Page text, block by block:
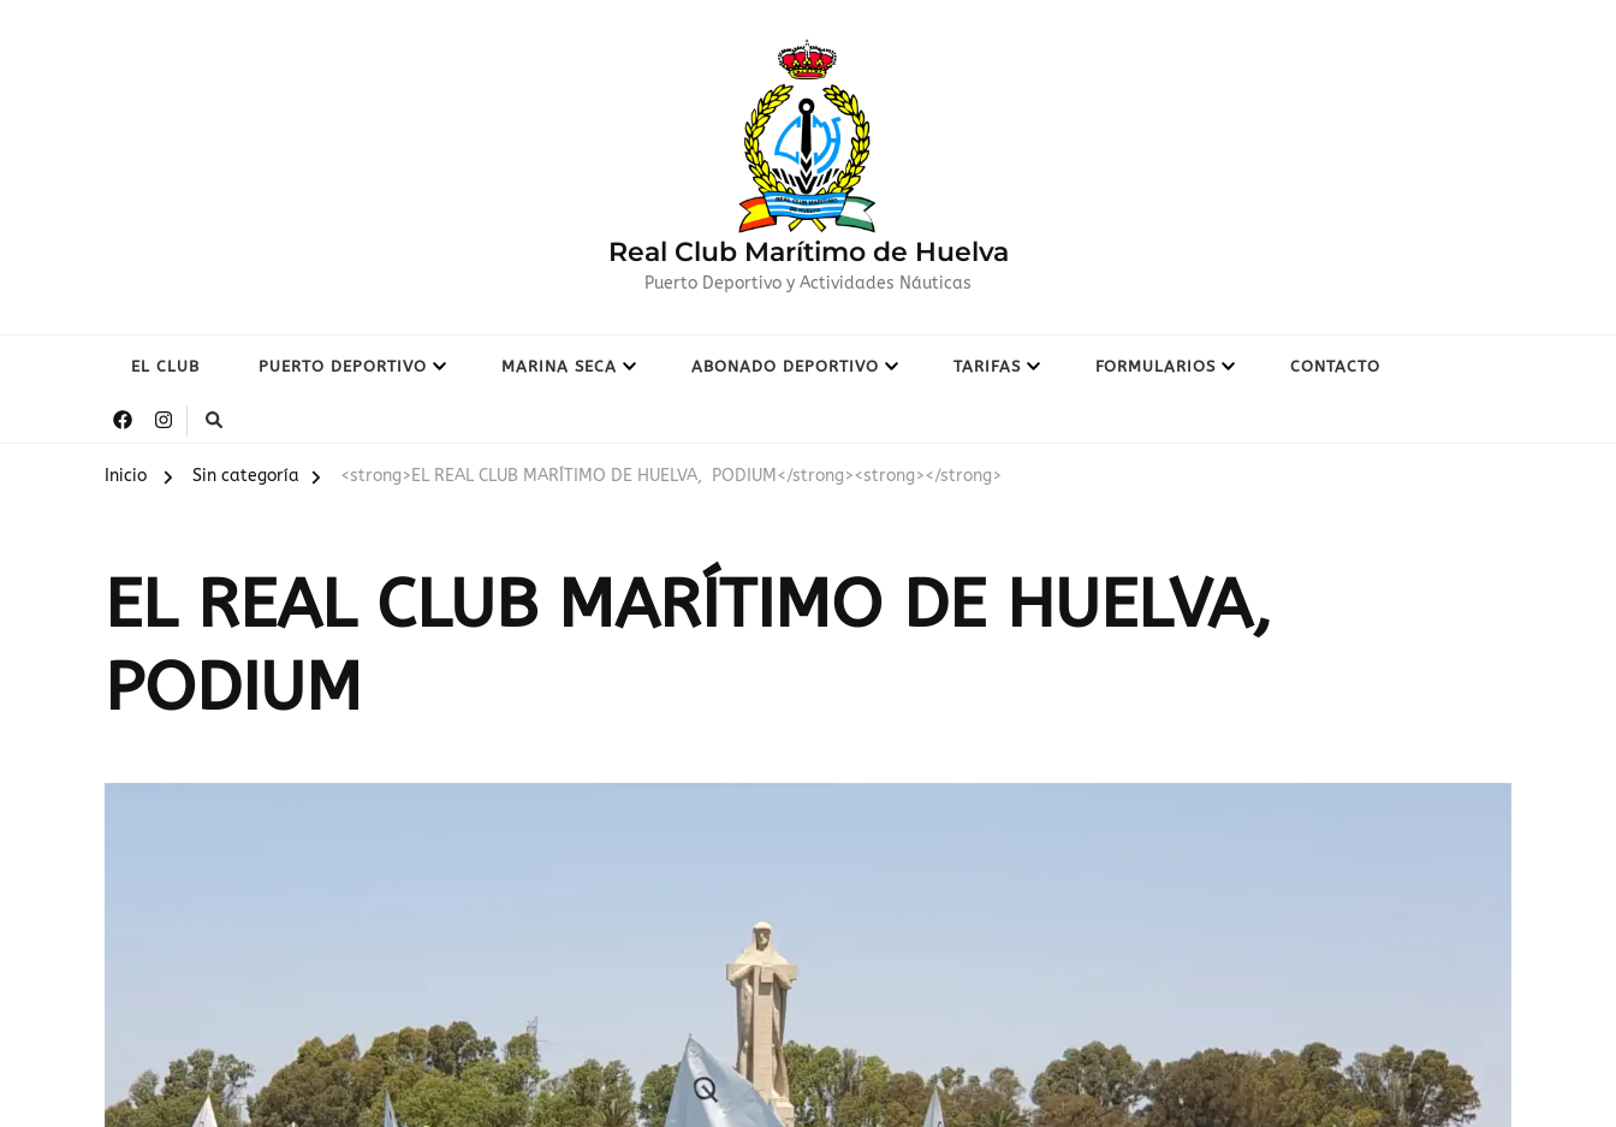
Real Club Marítimo de Huelva
Puerto Deportivo y Actividades Náuticas
EL CLUB PUERTO DEPORTIVO MARINA SECA ABONADO DEPORTIVO TARIFAS FORMULARIOS CONTACTO
Inicio Sin categoría <strong>EL REAL CLUB MARÍTIMO DE HUELVA, PODIUM</strong><strong></strong>
EL REAL CLUB MARÍTIMO DE HUELVA,
PODIUM